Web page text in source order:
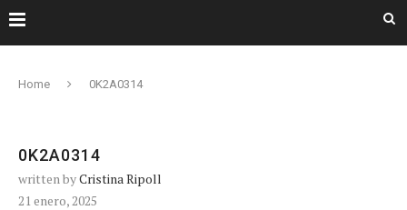
Home 0K2A0314
0K2A0314
written byCristina Ripoll
21 enero, 2025